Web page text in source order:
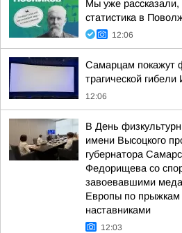
Мы уже рассказали,
статистика в
12:06
Самарцам покажут
трагической
12:06
В День
имени Высоцкого
губернатора
Федорищева со
завоевавшими
Европы по прыжкам
наставниками
12:03